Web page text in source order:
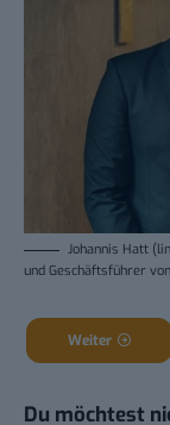
Johannis Hatt
und Geschäftsführer
Weiter
Du möchtest